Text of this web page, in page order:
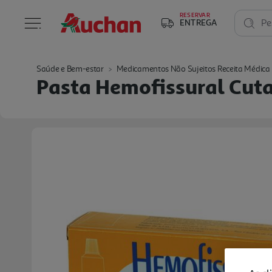
RESERVAR
ENTREGA
Saúde e Bem-estar Medicamentos Não Sujeitos Receita Médica
Pasta Hemofissural